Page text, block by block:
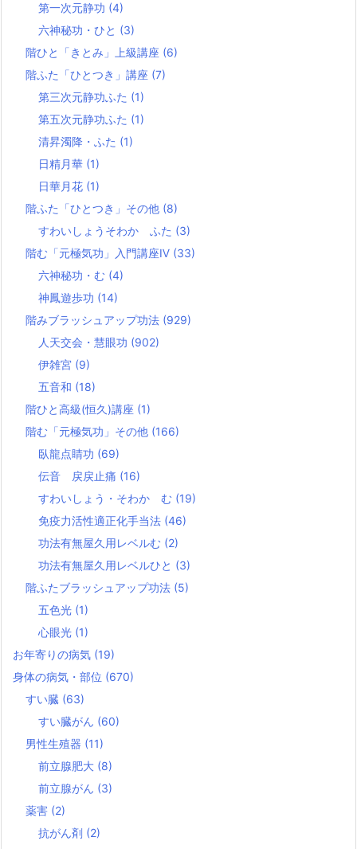
第一次元静功 (4)
六神秘功・ひと (3)
階ひと「きとみ」上級講座 (6)
階ふた「ひとつき」講座 (7)
第三次元静功ふた (1)
第五次元静功ふた (1)
清昇濁降・ふた (1)
日精月華 (1)
日華月花 (1)
階ふた「ひとつき」その他 (8)
すわいしょうそわか ふた (3)
階む「元極気功」入門講座Ⅳ (33)
六神秘功・む (4)
神鳳遊歩功 (14)
階みブラッシュアップ功法 (929)
人天交会・慧眼功 (902)
伊雑宮 (9)
五音和 (18)
階ひと高級(恒久)講座 (1)
階む「元極気功」その他 (166)
臥龍点睛功 (69)
伝音 戻戻止痛 (16)
すわいしょう・そわか む (19)
免疫力活性適正化手当法 (46)
功法有無屋久用レベルむ (2)
功法有無屋久用レベルひと (3)
階ふたブラッシュアップ功法 (5)
五色光 (1)
心眼光 (1)
お年寄りの病気 (19)
身体の病気・部位 (670)
すい臓 (63)
すい臓がん (60)
男性生殖器 (11)
前立腺肥大 (8)
前立腺がん (3)
薬害 (2)
抗がん剤 (2)